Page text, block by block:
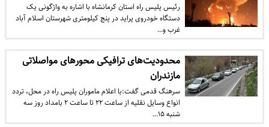
رئیس پلیس راه استان کرمانشاه با اشاره به واژگونی یک
دستگاه خودروی پراید در پنج کیلومتری شهرستان اسلام آباد
غرب و…
محدودیت‌های ترافیکی محور‌های مواصلاتی
مازندران
سرهنگ قدمی گفت:با اعلام ماموران پلیس راه در محل، تردد
انواع وسایل نقلیه از ساعت ۲۲ تا ساعت ۲ بامداد روز سه
شنبه ۱۵…